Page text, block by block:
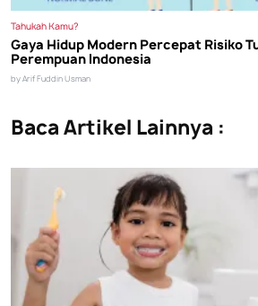
Tahukah Kamu?
Gaya Hidup Modern Percepat Risiko
Perempuan Indonesia
by Arif Fuddin Usman
Baca Artikel Lainnya :